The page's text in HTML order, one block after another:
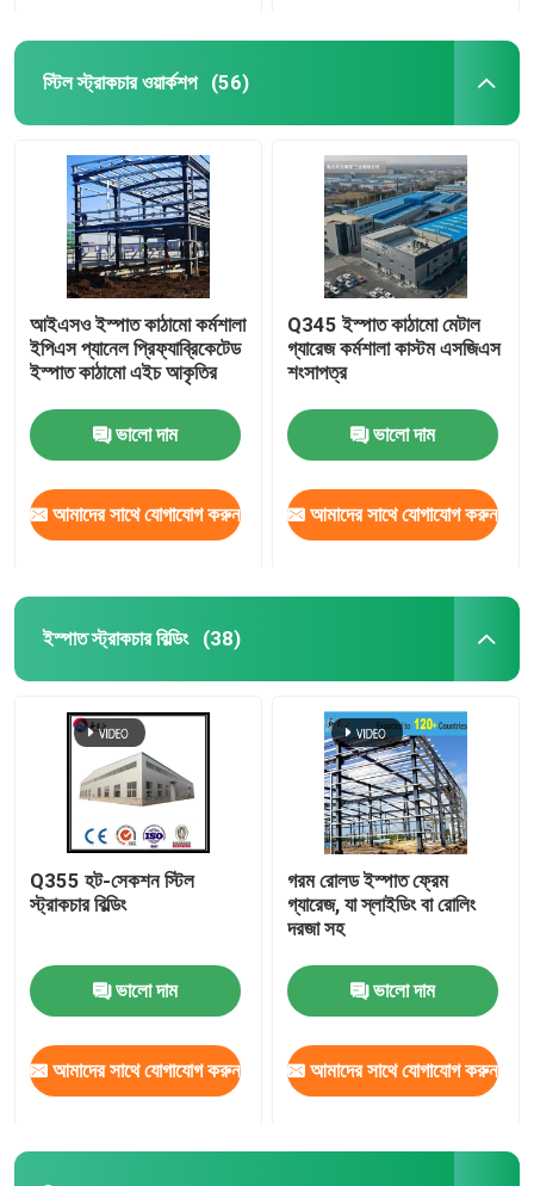
স্টিল স্ট্রাকচার ওয়ার্কশপ (56)
আইএসও ইস্পাত কাঠামো কর্মশালা
ইপিএস প্যানেল প্রিফ্যাব্রিকেটেড
ইস্পাত কাঠামো এইচ আকৃতির
ভালো দাম
আমাদের সাথে যোগাযোগ করুন
Q345 ইস্পাত কাঠামো মেটাল
গ্যারেজ কর্মশালা কাস্টম এসজিএস
শংসাপত্র
ভালো দাম
আমাদের সাথে যোগাযোগ করুন
ইস্পাত স্ট্রাকচার বিল্ডিং (38)
Q355 হট-সেকশন স্টিল
স্ট্রাকচার বিল্ডিং
ভালো দাম
আমাদের সাথে যোগাযোগ করুন
গরম রোলড ইস্পাত ফ্রেম
গ্যারেজ, যা স্লাইডিং বা রোলিং
দরজা সহ
ভালো দাম
আমাদের সাথে যোগাযোগ করুন